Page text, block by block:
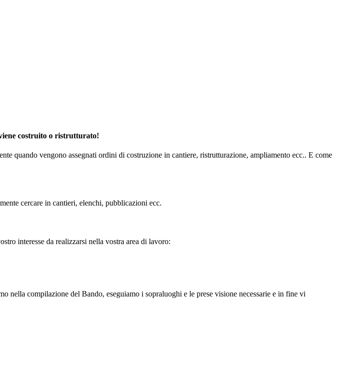
costruito o ristrutturato!
quando vengono assegnati ordini di costruzione in cantiere, ristrutturazione, ampliamento ecc.. E come
cercare in cantieri, elenchi, pubblicazioni ecc.
interesse da realizzarsi nella vostra area di lavoro:
compilazione del Bando, eseguiamo i sopraluoghi e le prese visione necessarie e in fine vi